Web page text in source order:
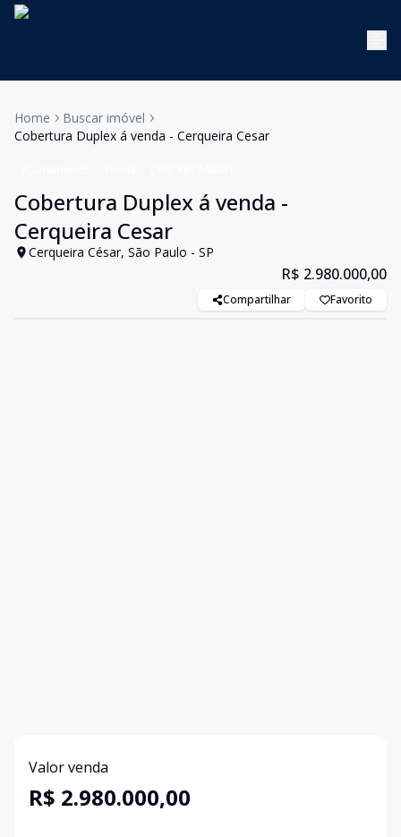
Home
Buscar imóvel
Cobertura Duplex á venda - Cerqueira Cesar
Cobertura Duplex á venda -
Cerqueira Cesar
Cerqueira César, São Paulo - SP
R$ 2.980.000,00
Compartilhar Favorito
Valor venda
R$ 2.980.000,00